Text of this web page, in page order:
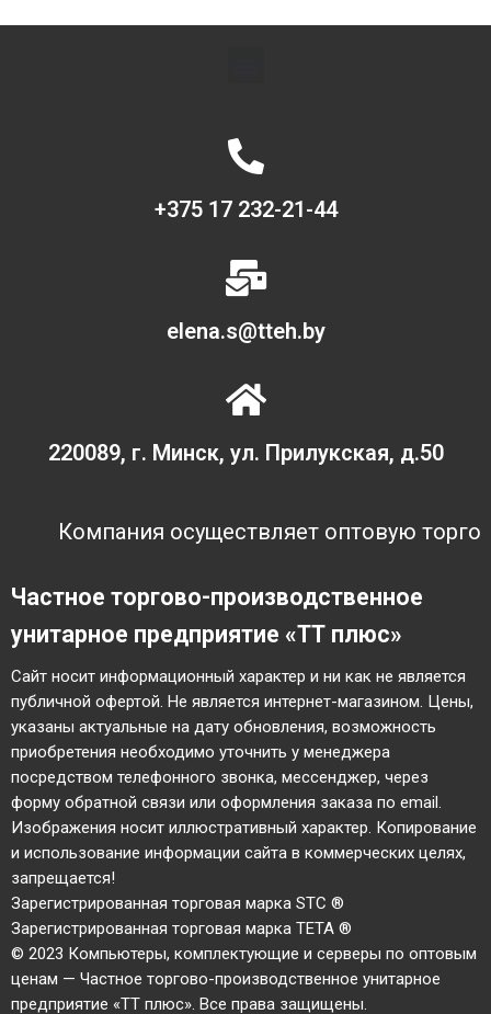
+375 17 232-21-44
elena.s@tteh.by
220089, г. Минск, ул. Прилукская, д.50
Компания осуществляет оптовую
Частное торгово-производственное
унитарное предприятие «ТТ плюс»
Cайт носит информационный характер и ни как не является
публичной офертой. Не является интернет-магазином. Цены,
указаны актуальные на дату обновления, возможность
приобретения необходимо уточнить у менеджера
посредством телефонного звонка, мессенджер, через
форму обратной связи или оформления заказа по email.
Изображения носит иллюстративный характер. Копирование
и использование информации сайта в коммерческих целях,
запрещается!
Зарегистрированная торговая марка STC ®
Зарегистрированная торговая марка TETA ®
© 2023 Компьютеры, комплектующие и серверы по оптовым
ценам — Частное торгово-производственное унитарное
предприятие «ТТ плюс». Все права защищены.